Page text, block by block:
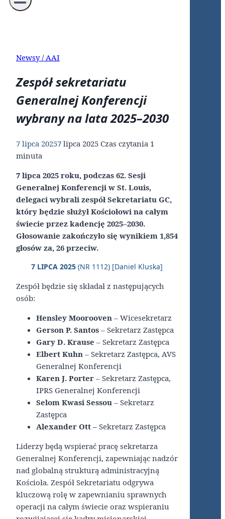
Newsy / AAI
Zespół sekretariatu
Generalnej Konferencji
wybrany na lata 2025–2030
7 lipca 20257 lipca 2025 Czas czytania 1
minuta
7 lipca 2025 roku, podczas 62. Sesji
Generalnej Konferencji w St. Louis,
delegaci wybrali zespół Sekretariatu GC,
który będzie służył Kościołowi na całym
świecie przez kadencję 2025–2030.
Głosowanie zakończyło się wynikiem 1,854
głosów za, 26 przeciw.
7 LIPCA 2025(NR 1112) [Daniel Kluska]
Zespół będzie się składał z następujących
osób:
Hensley Moorooven – Wicesekretarz
Gerson P. Santos – Sekretarz Zastępca
Gary D. Krause – Sekretarz Zastępca
Elbert Kuhn – Sekretarz Zastępca, AVS
Generalnej Konferencji
Karen J. Porter – Sekretarz Zastępca,
IPRS Generalnej Konferencji
Selom Kwasi Sessou – Sekretarz
Zastępca
Alexander Ott – Sekretarz Zastępca
Liderzy będą wspierać pracę sekretarza
Generalnej Konferencji, zapewniając nadzór
nad globalną strukturą administracyjną
Kościoła. Zespół Sekretariatu odgrywa
kluczową rolę w zapewnianiu sprawnych
operacji na całym świecie oraz wspieraniu